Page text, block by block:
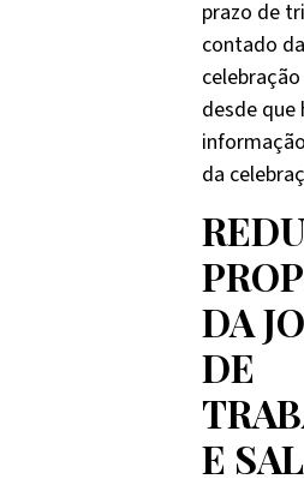
prazo de
contado
desde que
da
DA
DE
E